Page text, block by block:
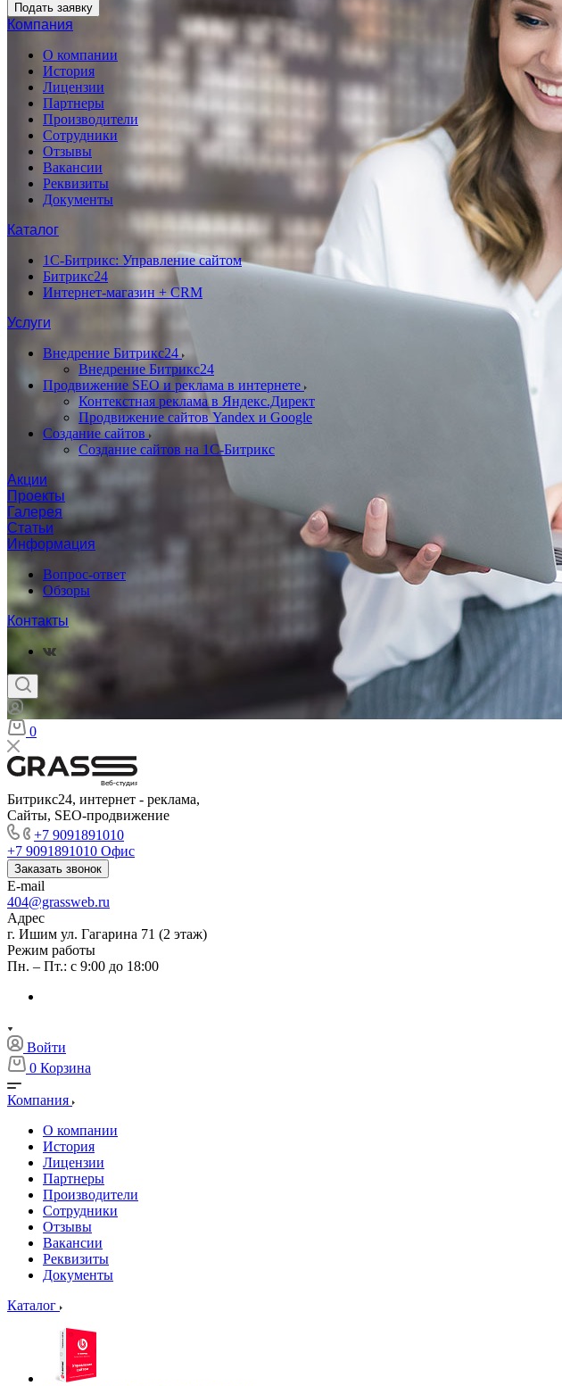
Подать заявку
Компания
О компании
История
Лицензии
Партнеры
Производители
Сотрудники
Отзывы
Вакансии
Реквизиты
Документы
Каталог
1С-Битрикс: Управление сайтом
Битрикс24
Интернет-магазин + CRM
Услуги
Внедрение Битрикс24
Внедрение Битрикс24
Продвижение SEO и реклама в интернете
Контекстная реклама в Яндекс.Директ
Продвижение сайтов Yandex и Google
Создание сайтов
Создание сайтов на 1С-Битрикс
Акции
Проекты
Галерея
Статьи
Информация
Вопрос-ответ
Обзоры
Контакты
0
Веб-студия
Битрикс24, интернет - реклама,
Сайты, SEO-продвижение
+7 9091891010
+7 9091891010 Офис
Заказать звонок
E-mail
404@grassweb.ru
Адрес
г. Ишим ул. Гагарина 71 (2 этаж)
Режим работы
Пн. – Пт.: с 9:00 до 18:00
Войти
0 Корзина
Компания
О компании
История
Лицензии
Партнеры
Производители
Сотрудники
Отзывы
Вакансии
Реквизиты
Документы
Каталог